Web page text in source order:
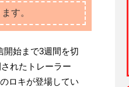
す。
開始まで3週間を切
れたトレーラー
ロキが登場してい